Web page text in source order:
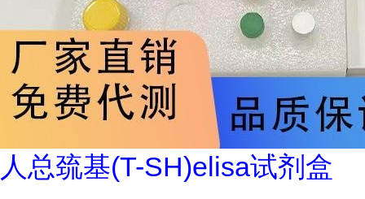
人总巯基(T-SH)elisa试剂盒